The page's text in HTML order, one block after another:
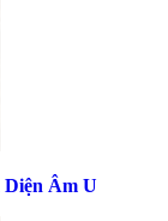
Diện Âm U